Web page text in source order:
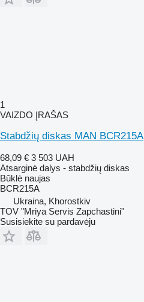
1
VAIZDO ĮRAŠAS
Stabdžių diskas MAN BCR215A
68,09 € 3 503 UAH
Atsarginė dalys - stabdžių diskas
Būklė naujas
BCR215A
Ukraina, Khorostkiv
TOV "Mriya Servis Zapchastini"
Susisiekite su pardavėju